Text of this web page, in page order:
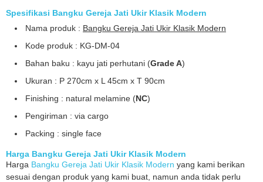
Spesifikasi Bangku Gereja Jati Ukir Klasik Modern
Nama produk : Bangku Gereja Jati Ukir Klasik Modern
Kode produk : KG-DM-04
Bahan baku : kayu jati perhutani (Grade A)
Ukuran : P 270cm x L 45cm x T 90cm
Finishing : natural melamine (NC)
Pengiriman : via cargo
Packing : single face
Harga Bangku Gereja Jati Ukir Klasik Modern
Harga Bangku Gereja Jati Ukir Klasik Modern yang kami berikan
sesuai dengan produk yang kami buat, namun anda tidak perlu